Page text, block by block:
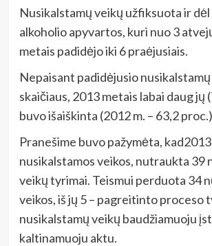
Nusikalstamų veikų užfiksuota ir
alkoholio apyvartos, kuri nuo 3
metais padidėjo iki 6 praėjusiais.
Nepaisant padidėjusio
skaičiaus, 2013 metais labai daug jų
buvo išaiškinta (2012 m. – 63,2
Pranešime buvo pažymėta,
nusikalstamos veikos, nutraukta 39
veikų tyrimai. Teismui perduota 34
veikos, iš jų 5 – pagreitinto proceso
nusikalstamų veikų baudžiamuoju
kaltinamuoju aktu.